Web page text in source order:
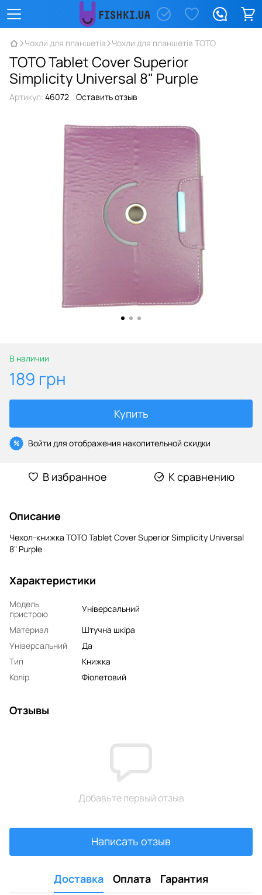
Чохли для планшетів Чохли для планшетів TOTO
TOTO Tablet Cover Superior
Simplicity Universal 8" Purple
Артикул: 46072 Оставить отзыв
В наличии
189 грн
Купить
% Войти для отображения накопительной скидки
В избранное К сравнению
Описание
Чехол-книжка TOTO Tablet Cover Superior Simplicity Universal
8" Purple
Характеристики
Модель
пристрою
Універсальний
Материал
Штучна шкіра
Універсальний
Да
Тип
Книжка
Колір
Фіолетовий
Отзывы
Добавьте первый отзыв
Написать отзыв
Доставка Оплата Гарантия